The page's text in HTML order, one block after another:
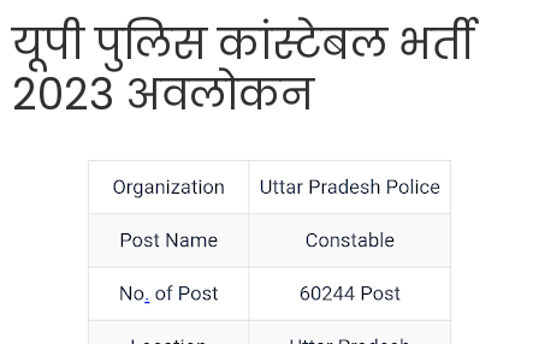
यूपी पुलिस कांस्टेबल भर्ती
2023 अवलोकन